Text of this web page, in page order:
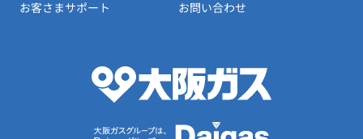
お客さまサポート
お問い合わせ